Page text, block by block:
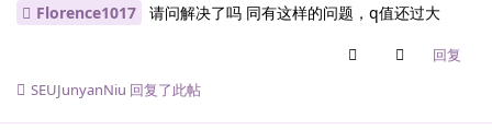
Florence1017 请问解决了吗 同有这样的问题，q值还过大
回复
SEUJunyanNiu 回复了此帖